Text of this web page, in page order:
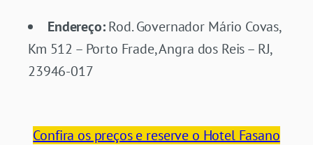
Endereço:Rod. Governador Mário Covas,
Km 512 – Porto Frade, Angra dos Reis – RJ,
23946-017
Confira os preços e reserve o Hotel Fasano